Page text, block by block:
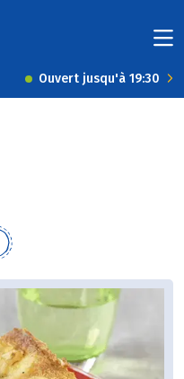
Ouvert jusqu'à 19:30